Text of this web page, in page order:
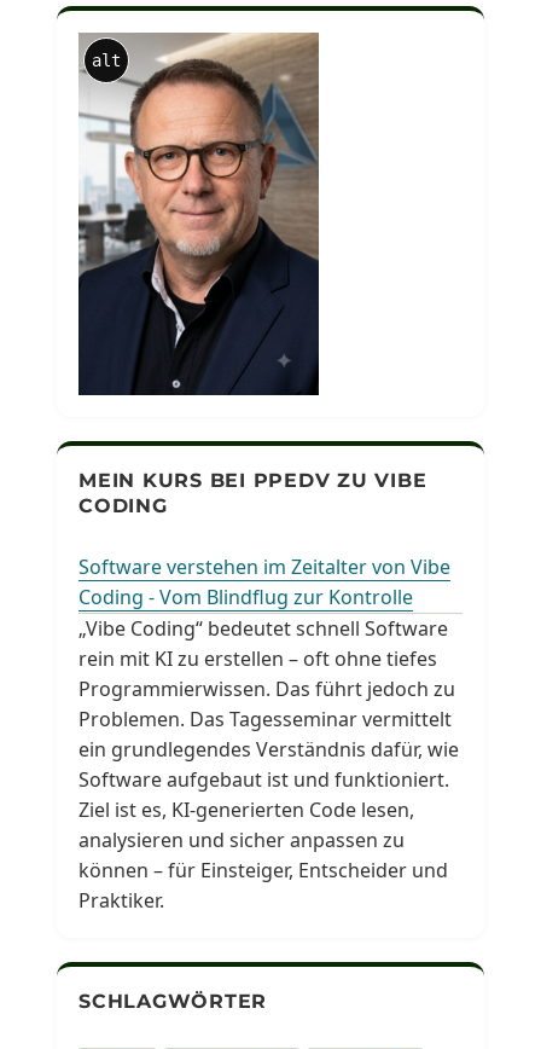
alt
MEIN KURS BEI PPEDV ZU VIBE
CODING
Software verstehen im Zeitalter von Vibe
Coding - Vom Blindflug zur Kontrolle
„Vibe Coding“ bedeutet schnell Software
rein mit KI zu erstellen – oft ohne tiefes
Programmierwissen. Das führt jedoch zu
Problemen. Das Tagesseminar vermittelt
ein grundlegendes Verständnis dafür, wie
Software aufgebaut ist und funktioniert.
Ziel ist es, KI-generierten Code lesen,
analysieren und sicher anpassen zu
können – für Einsteiger, Entscheider und
Praktiker.
SCHLAGWÖRTER